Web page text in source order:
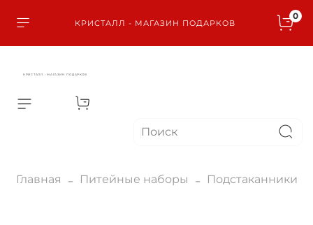
КРИСТАЛЛ - МАГАЗИН ПОДАРКОВ
0
КРИСТАЛЛ - МАГАЗИН ПОДАРКОВ
Главная Питейные наборы Подстаканники